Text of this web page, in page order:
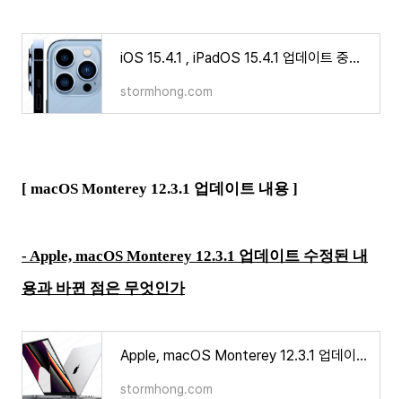
iOS 15.4.1 , iPadOS 15.4.1 업데이트 중요 업데이트, 배터리 관련 업데이트 진행되다
stormhong.com
[ macOS Monterey 12.3.1 업데이트 내용 ]
- Apple, macOS Monterey 12.3.1 업데이트 수정된 내
용과 바뀐 점은 무엇인가
Apple, macOS Monterey 12.3.1 업데이트 수정된 내용과 바뀐 점은 무엇인가
stormhong.com